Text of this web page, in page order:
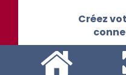
Créez